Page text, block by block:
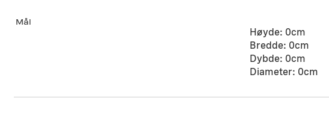
Mål
Høyde: 0cm
Bredde: 0cm
Dybde: 0cm
Diameter: 0cm